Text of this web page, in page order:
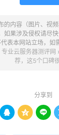
的内容（图片、视
如果涉及侵权请尽
表本网站立场，如
专业云服务器测评网
荐，这5个口碑很
分享到
  